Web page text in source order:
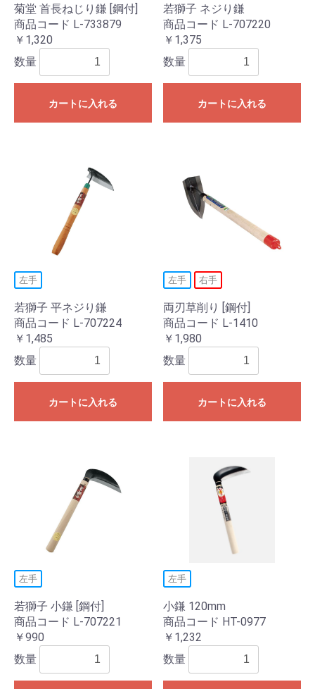
菊堂 首長ねじり鎌 [鋼付]
商品コード L-733879
￥1,320
数量
カートに入れる
若獅子 ネジり鎌
商品コード L-707220
￥1,375
数量
カートに入れる
左手
若獅子 平ネジり鎌
商品コード L-707224
￥1,485
数量
カートに入れる
左手 右手
両刃草削り [鋼付]
商品コード L-1410
￥1,980
数量
カートに入れる
左手
若獅子 小鎌 [鋼付]
商品コード L-707221
￥990
数量
左手
小鎌 120mm
商品コード HT-0977
￥1,232
数量